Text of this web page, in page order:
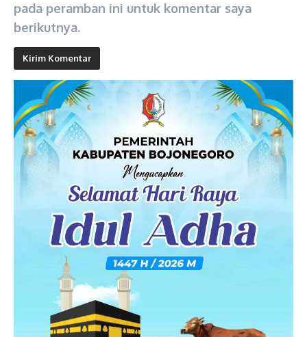
pada peramban ini untuk komentar saya
berikutnya.